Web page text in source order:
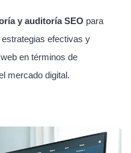
y auditoría SEO para
efectivas y
en términos de
mercado digital.